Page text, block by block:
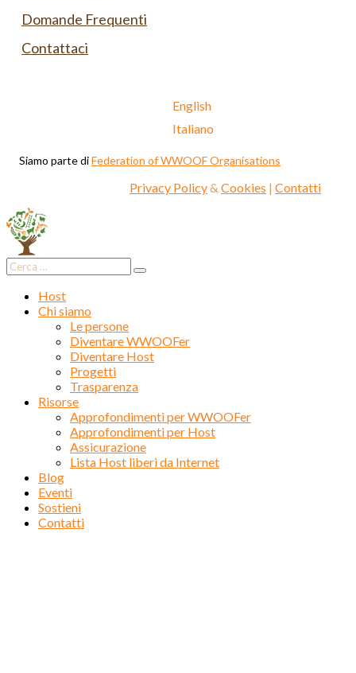
Domande Frequenti
Contattaci
English
Italiano
Siamo parte diFederation of WWOOF Organisations
Privacy Policy& Cookies | Contatti
Host
Chi siamo
Le persone
Diventare WWOOFer
Diventare Host
Progetti
Trasparenza
Risorse
Approfondimenti per WWOOFer
Approfondimenti per Host
Assicurazione
Lista Host liberi da Internet
Blog
Eventi
Sostieni
Contatti